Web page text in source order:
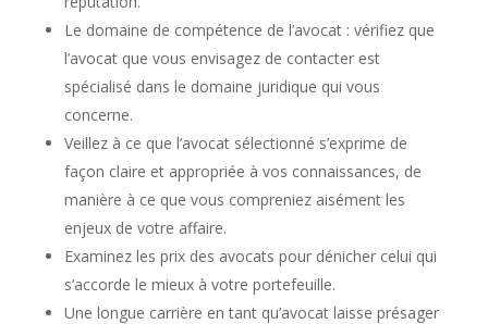
Le domaine de compétence de l’avocat : vérifiez que
l’avocat que vous envisagez de contacter est
spécialisé dans le domaine juridique qui vous
concerne.
Veillez à ce que l’avocat sélectionné s’exprime de
façon claire et appropriée à vos connaissances, de
manière à ce que vous compreniez aisément les
enjeux de votre affaire.
Examinez les prix des avocats pour dénicher celui qui
s’accorde le mieux à votre portefeuille.
Une longue carrière en tant qu’avocat laisse présager